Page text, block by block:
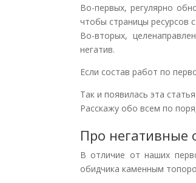
Во-первых, регулярно
чтобы страницы ресурсов
Во-вторых,
негатив.
Если состав работ по
Так и появилась эта
Расскажу обо всем по
Про негативные
В отличие от наших
обидчика каменным